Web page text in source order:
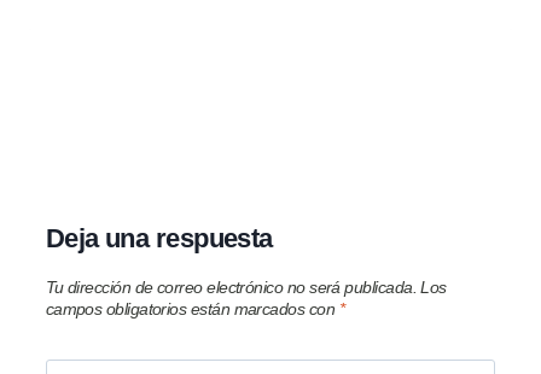
Deja una respuesta
Tu dirección de correo electrónico no será publicada. Los
campos obligatorios están marcados con *